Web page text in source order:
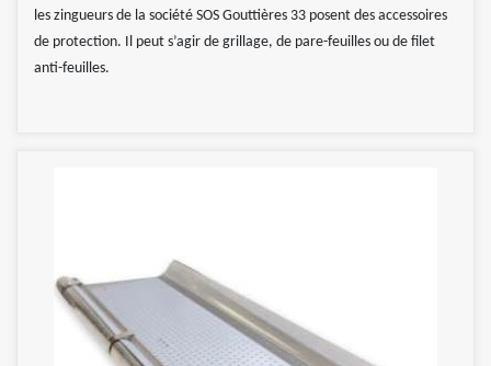
les zingueurs de la société SOS Gouttières 33 posent des accessoires
de protection. Il peut s’agir de grillage, de pare-feuilles ou de filet
anti-feuilles.